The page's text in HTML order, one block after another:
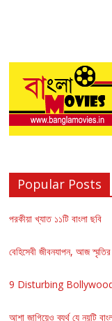
Popular Posts
পরকীয়া খ্যাত ১১টি বাংলা ছবি
বেহিসেবী জীবনযাপন, আজ
9 Disturbing
আশা জাগিয়েও ব্যর্থ যে নয়টি